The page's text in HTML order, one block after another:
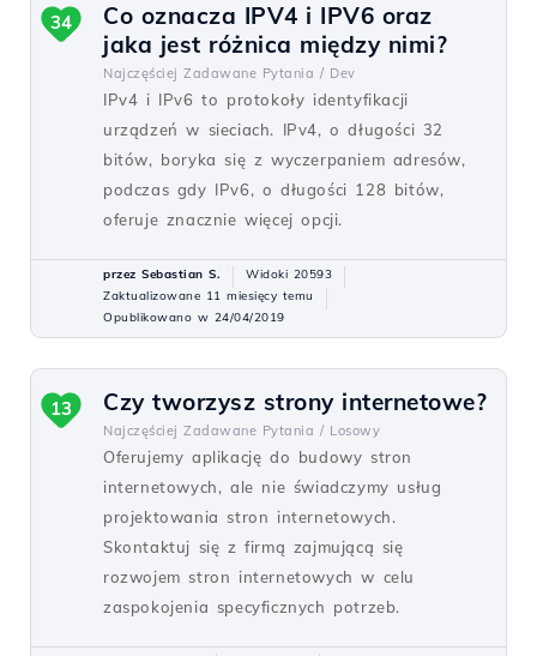
Co oznacza IPV4 i IPV6 oraz
jaka jest różnica między nimi?
Najczęściej Zadawane Pytania / Dev
IPv4 i IPv6 to protokoły identyfikacji
urządzeń w sieciach. IPv4, o długości 32
bitów, boryka się z wyczerpaniem adresów,
podczas gdy IPv6, o długości 128 bitów,
oferuje znacznie więcej opcji.
34
przez Sebastian S.
Widoki 20593
Zaktualizowane 11 miesięcy temu
Opublikowano w 24/04/2019
Czy tworzysz strony internetowe?
Najczęściej Zadawane Pytania / Losowy
Oferujemy aplikację do budowy stron
internetowych, ale nie świadczymy usług
projektowania stron internetowych.
Skontaktuj się z firmą zajmującą się
rozwojem stron internetowych w celu
zaspokojenia specyficznych potrzeb.
13